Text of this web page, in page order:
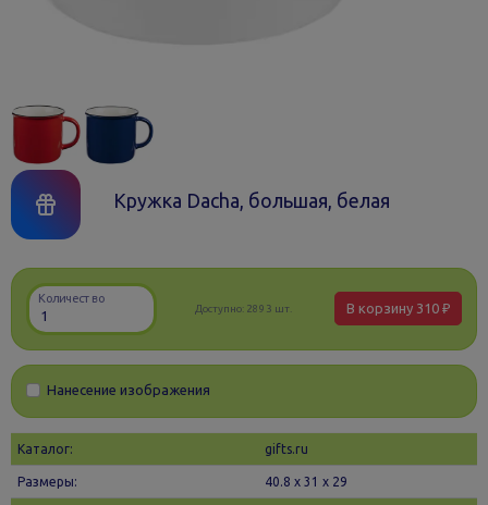
Кружка Dacha, большая, белая
Количество
Доступно: 2893 шт. В корзину 310 ₽
Нанесение изображения
Каталог: gifts.ru
Размеры: 40.8 х 31 x 29